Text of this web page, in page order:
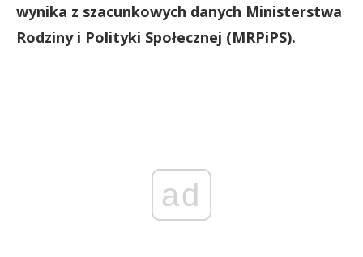
wynika z szacunkowych danych Ministerstwa
Rodziny i Polityki Społecznej (MRPiPS).
ad